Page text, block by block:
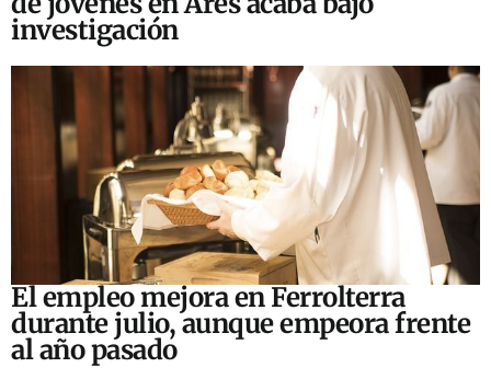
investigación
El empleo mejora en Ferrolterra
durante julio, aunque empeora frente
al año pasado